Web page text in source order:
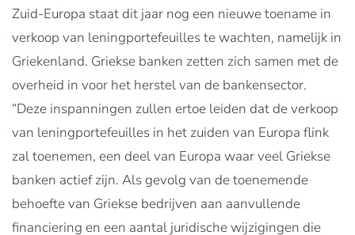
Zuid-Europa staat dit jaar nog een nieuwe toename in
verkoop van leningportefeuilles te wachten, namelijk in
Griekenland. Griekse banken zetten zich samen met de
overheid in voor het herstel van de bankensector.
“Deze inspanningen zullen ertoe leiden dat de verkoop
van leningportefeuilles in het zuiden van Europa flink
zal toenemen, een deel van Europa waar veel Griekse
banken actief zijn. Als gevolg van de toenemende
behoefte van Griekse bedrijven aan aanvullende
financiering en een aantal juridische wijzigingen die